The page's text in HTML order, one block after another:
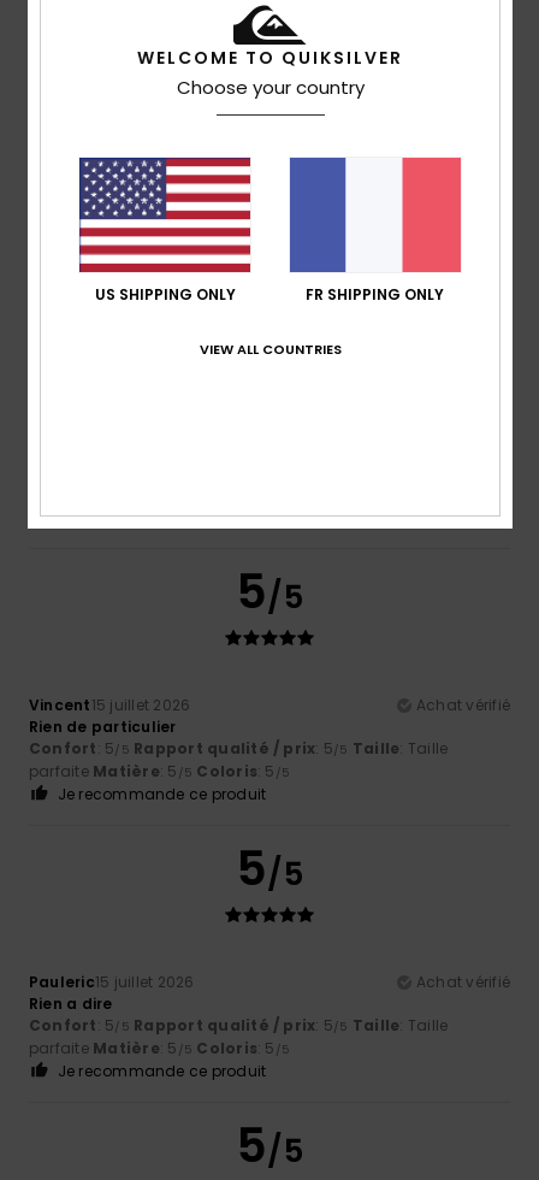
parfaiteMatière: 5/5 Coloris
Je recommande ce produit
5 /5
Je recommande ce produit
5/5
Vincent15 juillet 2026
Achat vérifié
Rien de particulier
Confort: 5/5 Rapport qualité / prix: 5/5 Taille: Taille
parfaite Matière: 5 /5 Coloris: 5 /5
Je recommande ce produit
5/5
Pauleric15 juillet 2026
Achat vérifié
Rien a dire
Confort: 5/5 Rapport qualité / prix: 5/5 Taille: Taille
parfaite Matière: 5 /5 Coloris: 5 /5
Je recommande ce produit
5/5
WELCOME TO QUIKSILVER
Choose your country
US SHIPPING ONLY FR SHIPPING ONLY
VIEW ALL COUNTRIES